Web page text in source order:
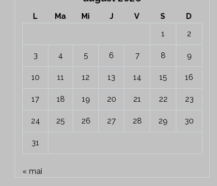
L Ma Mi J V S
D
1
2
3 4 5 6 7 8 9
10 11 12 13 14 15 16
17 18 19 20 21 22 23
24 25 26 27 28 29 30
31
« mai